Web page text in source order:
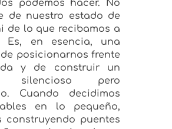
podemos hacer. No
de nuestro estado de
de lo que recibamos a
Es, en esencia, una
posicionarnos frente
y de construir un
silencioso pero
Cuando decidimos
en lo pequeño,
construyendo puentes